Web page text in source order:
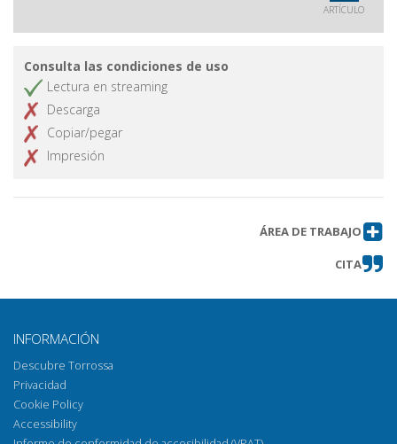
ARTÍCULO
Consulta las condiciones de uso
Lectura en streaming
Descarga
Copiar/pegar
Impresión
ÁREA DE TRABAJO
CITA
INFORMACIÓN
Descubre Torrossa
Privacidad
Cookie Policy
Accessibility